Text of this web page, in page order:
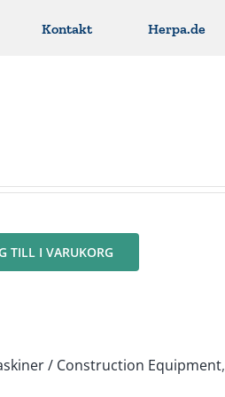
Kontakt Herpa.de
TILL I VARUKORG
/ Construction Equipment,